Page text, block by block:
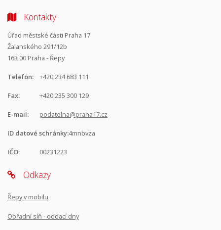
Kontakty
Úřad městské části Praha 17
Žalanského 291/12b
163 00 Praha - Řepy
Telefon: +420 234 683 111
Fax: +420 235 300 129
E-mail: podatelna@praha17.cz
ID datové schránky:4mnbvza
IČO: 00231223
Odkazy
Řepy v mobilu
Obřadní síň - oddací dny